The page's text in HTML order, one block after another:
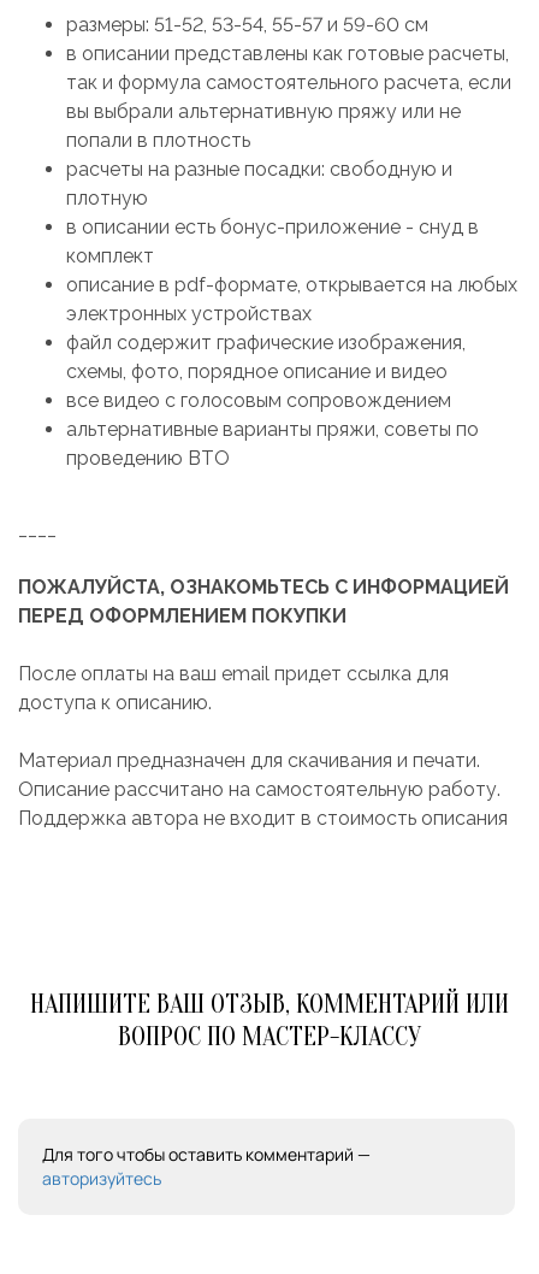
размеры: 51-52, 53-54, 55-57 и 59-60 см
в описании представлены как готовые расчеты,
так и формула самостоятельного расчета, если
вы выбрали альтернативную пряжу или не
попали в плотность
расчеты на разные посадки: свободную и
плотную
в описании есть бонус-приложение - снуд в
комплект
описание в pdf-формате, открывается на любых
электронных устройствах
файл содержит графические изображения,
схемы, фото, порядное описание и видео
все видео с голосовым сопровождением
альтернативные варианты пряжи, советы по
проведению ВТО
ПОЖАЛУЙСТА, ОЗНАКОМЬТЕСЬ С ИНФОРМАЦИЕЙ
ПЕРЕД ОФОРМЛЕНИЕМ ПОКУПКИ
После оплаты на ваш email придет ссылка для
доступа к описанию.
Материал предназначен для скачивания и печати.
Описание рассчитано на самостоятельную работу.
Поддержка автора не входит в стоимость описания
НАПИШИТЕ ВАШ ОТЗЫВ, КОММЕНТАРИЙ ИЛИ
ВОПРОС ПО МАСТЕР-КЛАССУ
Для того чтобы оставить комментарий —
авторизуйтесь